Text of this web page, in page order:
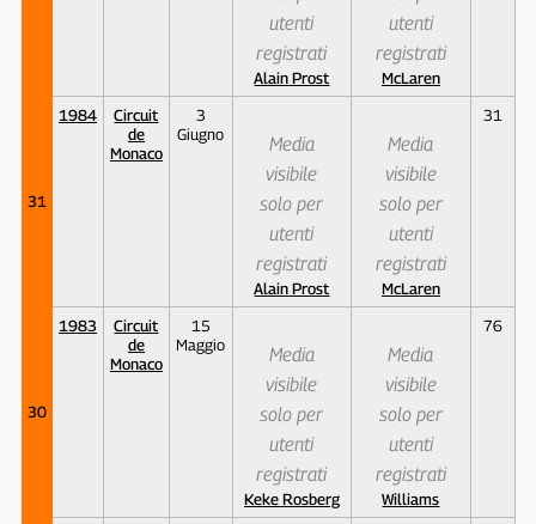
utenti
registrati
Alain Prost
utenti
registrati
McLaren
31
1984
Circuit
de
Monaco
3
Giugno
Media
visibile
solo per
utenti
registrati
Alain Prost
Media
visibile
solo per
utenti
registrati
McLaren
31
30
1983
Circuit
de
Monaco
15
Maggio
Media
visibile
solo per
utenti
registrati
Keke Rosberg
Media
visibile
solo per
utenti
registrati
Williams
76